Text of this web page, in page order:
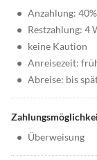
• Anzahlung:
• Restzahlung: 4
• keine Kaution
• Anreisezeit:
• Abreise: bis
• Überweisung